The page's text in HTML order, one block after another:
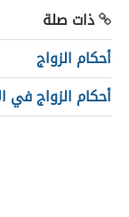
ذات صلة
أحكام الزواج
أحكام الزواج في